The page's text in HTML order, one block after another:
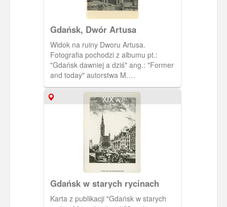
Gdańsk, Dwór Artusa
Widok na ruiny Dworu Artusa.
Fotografia pochodzi z albumu pt.:
"Gdańsk dawniej a dziś" ang.: "Former
and today" autorstwa M.
Dobrzykowskiego. W kartonowej
kopercie w kolorze szałwiowej zieleni
jest 14 zdjęć przedwojennego i
powojennego, zruinowanego Gdańska.
Napisy na okładce albumu są
wytłoczone i pozłocone.
XIX w.
Gdańsk w starych rycinach
Karta z publikacji "Gdańsk w starych